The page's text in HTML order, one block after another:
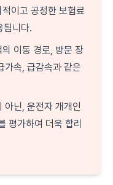
이고 공정한 보험료
됩니다.
이동 경로, 방문 장
가속, 급감속과 같은
아닌, 운전자 개개인
평가하여 더욱 합리